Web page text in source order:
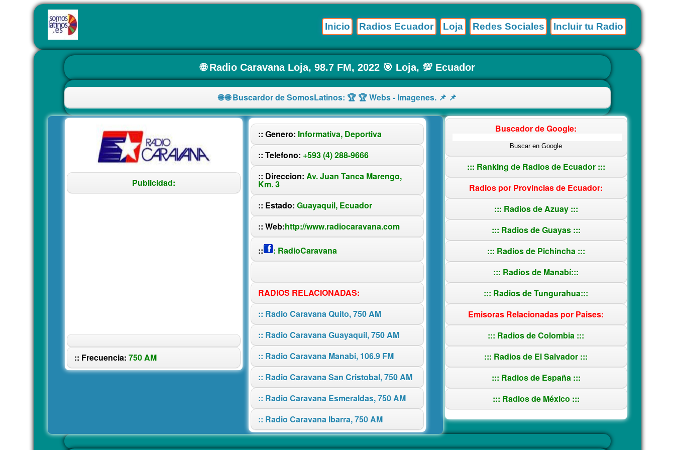
Inicio Radios Ecuador Loja Redes Sociales Incluir tu Radio
🌐 Radio Caravana Loja, 98.7 FM, 2022 🎯 Loja, 💯 Ecuador
🌐 🌐 Buscardor de SomosLatinos: 🏆 🏆 Webs - Imagenes. 📌 📌
Publicidad:
:: Frecuencia: 750 AM
:: Genero: Informativa, Deportiva
:: Telefono: +593 (4) 288-9666
:: Direccion: Av. Juan Tanca Marengo,
Km. 3
:: Estado: Guayaquil, Ecuador
:: Web:http://www.radiocaravana.com
:: : RadioCaravana
RADIOS RELACIONADAS:
:: Radio Caravana Quito, 750 AM
:: Radio Caravana Guayaquil, 750 AM
:: Radio Caravana Manabi, 106.9 FM
:: Radio Caravana San Cristobal, 750 AM
:: Radio Caravana Esmeraldas, 750 AM
:: Radio Caravana Ibarra, 750 AM
Buscador de Google:
::: Ranking de Radios de Ecuador :::
Radios por Provincias de Ecuador:
::: Radios de Azuay :::
::: Radios de Guayas :::
::: Radios de Pichincha :::
::: Radios de Manabí:::
::: Radios de Tungurahua:::
Emisoras Relacionadas por Paises:
::: Radios de Colombia :::
::: Radios de El Salvador :::
::: Radios de España :::
::: Radios de México :::